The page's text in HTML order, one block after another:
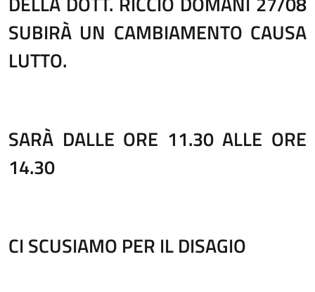
SUBIRÀ UN CAMBIAMENTO CAUSA
LUTTO.
SARÀ DALLE ORE 11.30 ALLE ORE
14.30
CI SCUSIAMO PER IL DISAGIO